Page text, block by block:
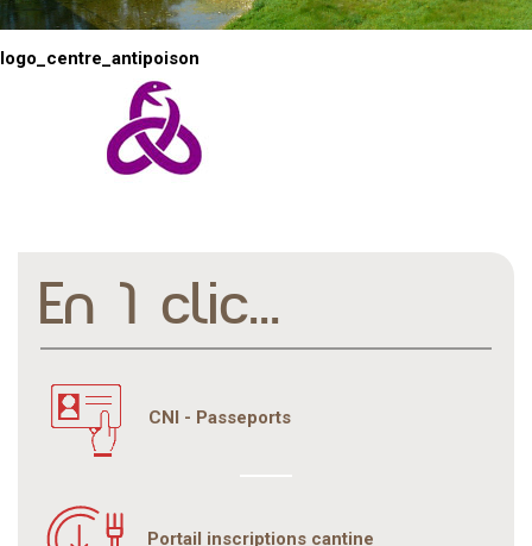
logo_centre_antipoison
En 1 clic...
CNI - Passeports
Portail inscriptions cantine